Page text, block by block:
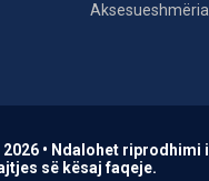
Aksesueshmëria
• Ndalohet riprodhimi i
së kësaj faqeje.